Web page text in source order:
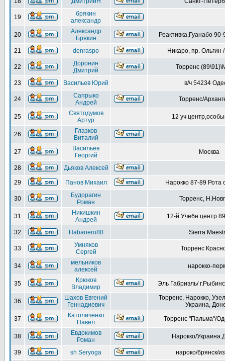
19
брякин
александр
20
Александр
Брякин
Реактивка,Гуанабо
21 denraspo Никаро, пр. Ольгин
22
Доронин
Дмитрий
Торренс
23 Васильев Юрий в/ч 54234
24
Сапрыко
Андрей
Торренс/
25
Святодумов
Артур
12 уч
26
Глазков
Виталий
27
Васильев
Георгий
Москва
28 Дьяков Алексей
29 Панов Михаил Нарокко 87-89 Рота
30
Будорагин
Роман
Торренс,
31
Никишкин
Андрей
12-й Учебн.центр
32 Habanero80 Sierra
33
Умняков
Сергей
Торренс
34
мельников
алексей
нарокко-
35
Крюков
Владимир
Эль Габриэль/
36
Шахов Евгений
Геннадиевич
Торренс, Нарокко,
Украина,
37
Католиченко
Павел
Торренс "Пальма"/
38
Евдокимов
Роман
Нарокко/
39 sh Seryoga нароко/брянск/